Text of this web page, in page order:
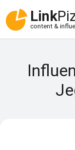
Link
content &